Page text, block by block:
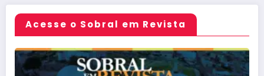
Acesse o Sobral em Revista